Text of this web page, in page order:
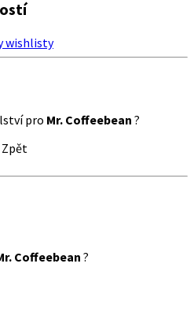
wishlisty
pro Mr. Coffeebean ?
Zpět
Coffeebean ?